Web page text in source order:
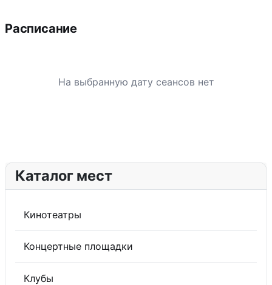
Расписание
На выбранную дату сеансов нет
Каталог мест
Кинотеатры
Концертные площадки
Клубы